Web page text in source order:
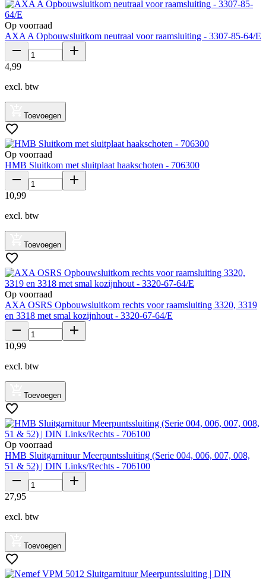
Op voorraad
AXA A Opbouwsluitkom neutraal voor raamsluiting - 3307-85-64/E
4,99
excl. btw
Toevoegen
Op voorraad
HMB Sluitkom met sluitplaat haakschoten - 706300
10,99
excl. btw
Toevoegen
Op voorraad
AXA OSRS Opbouwsluitkom rechts voor raamsluiting 3320, 3319
en 3318 met smal kozijnhout - 3320-67-64/E
10,99
excl. btw
Toevoegen
Op voorraad
HMB Sluitgarnituur Meerpuntssluiting (Serie 004, 006, 007, 008,
51 & 52) | DIN Links/Rechts - 706100
27,95
excl. btw
Toevoegen